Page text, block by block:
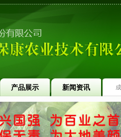
产品展示 新闻资讯